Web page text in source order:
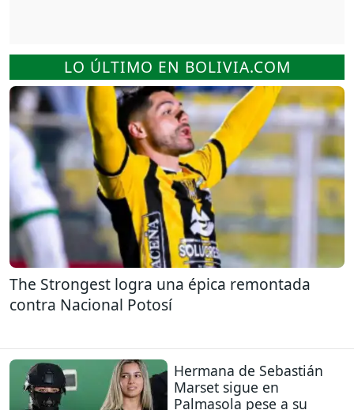
LO ÚLTIMO EN BOLIVIA.COM
The Strongest logra una épica remontada
contra Nacional Potosí
Hermana de Sebastián
Marset sigue en
Palmasola pese a su